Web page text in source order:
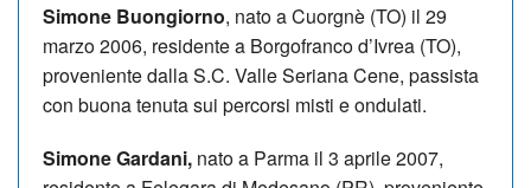
Simone Buongiorno, nato a Cuorgnè (TO) il 29
marzo 2006, residente a Borgofranco d’Ivrea (TO),
proveniente dalla S.C. Valle Seriana Cene, passista
con buona tenuta sui percorsi misti e ondulati.
Simone Gardani, nato a Parma il 3 aprile 2007,